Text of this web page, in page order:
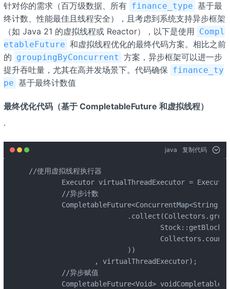
针对你的需求（百万级数据、所有 finance_type 基于最
终计数、性能最佳且线程安全），且考虑到系统支持异步框架
（如 Java 21 的虚拟线程或 Reactor），以下是使用 Compl
etableFuture 和虚拟线程优化的最终代码方案。相比之前
的 groupingByConcurrent 方案，异步框架可以进一步
提升吞吐量，尤其在高并发场景下。代码确保 finance_ty
pe 基于最终计数值
最终优化代码（基于 CompletableFuture 和虚拟线程）
·
java 复制代码
//使用虚拟线程执行器
Executor virtualThreadExecutor =
        //异步计数
CompletableFuture<ConcurrentMap<String,
                        ))
                , virtualThreadExecutor);
        //异步赋值
CompletableFuture<Void>